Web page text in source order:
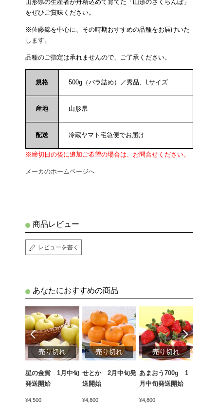
山形県の生産者が丹精込めて育てた「山形のさくらんぼ」
をぜひご賞味ください。
※佐藤錦を中心に、その時期おすすめの品種をお届けいた
します。
品種のご指定は承れませんので、ご了承ください。
規格 500g（バラ詰め）／秀品、Lサイズ
産地 山形県
配送 冷蔵ヤマト宅急便でお届け
※締切日の後に追加ご希望の場合は、お問合せください。
メーカのホームページへ
商品レビュー
レビューを書く
あなたにおすすめの商品
売り切れ
星の金貨 1月中旬
発送開始
¥4,500
売り切れ
せとか 2月中旬発
送開始
¥4,800
売り切れ
あまおう700g 1
月中旬発送開始
¥4,800